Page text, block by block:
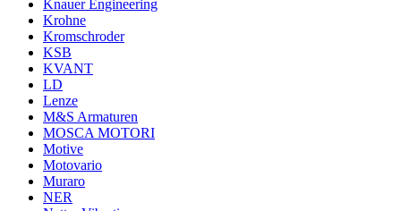
Knauer Engineering
Krohne
Kromschroder
KSB
KVANT
LD
Lenze
M&S Armaturen
MOSCA MOTORI
Motive
Motovario
Muraro
NER